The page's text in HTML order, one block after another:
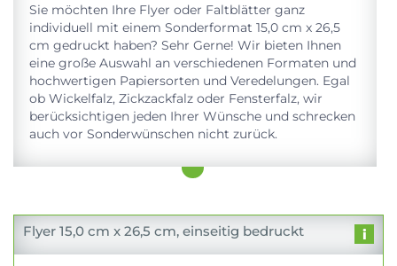
Sie möchten Ihre Flyer oder Faltblätter ganz
individuell mit einem Sonderformat 15,0 cm x 26,5
cm gedruckt haben? Sehr Gerne! Wir bieten Ihnen
eine große Auswahl an verschiedenen Formaten und
hochwertigen Papiersorten und Veredelungen. Egal
ob Wickelfalz, Zickzackfalz oder Fensterfalz, wir
berücksichtigen jeden Ihrer Wünsche und schrecken
auch vor Sonderwünschen nicht zurück.
Flyer 15,0 cm x 26,5 cm, einseitig bedruckt